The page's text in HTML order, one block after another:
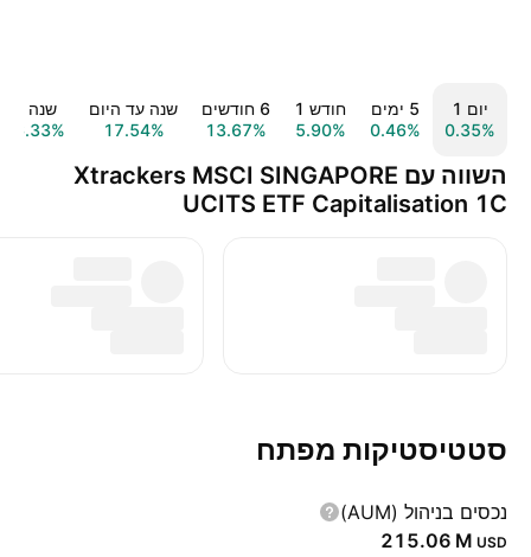
יום ‎1‎
0.35%
‎5‎ ימים
0.46%
חודש ‎1‎
5.90%
‎6‎ חודשים
13.67%
שנה עד היום
17.54%
שנה ‎1‎
26.33%
השווה עם Xtrackers MSCI SINGAPORE
UCITS ETF Capitalisation 1C
סטטיסטיקות מפתח
נכסים בניהול (AUM)
‪215.06 M‬ USD